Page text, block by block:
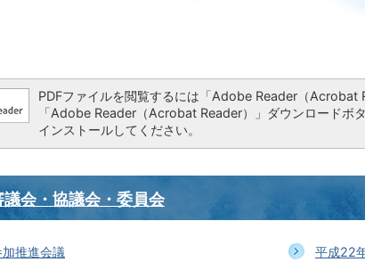
PDFファイルを閲覧するには「Adobe Reader（Acrobat
「Adobe Reader（Acrobat Reader）」ダウンロードボ
インストールしてください。
会・協議会・委員会
推進会議 平成22